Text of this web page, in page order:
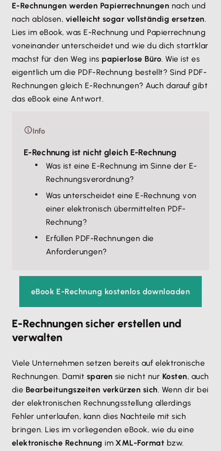
E-Rechnungen werden Papierrechnungen nach und
nach ablösen, vielleicht sogar vollständig ersetzen.
Lies im eBook, was E-Rechnung und Papierrechnung
voneinander unterscheidet und wie du dich startklar
machst für den Weg ins papierlose Büro. Wie ist es
eigentlich um die PDF-Rechnung bestellt? Sind PDF-
Rechnungen gleich E-Rechnungen? Auch darauf gibt
das eBook eine Antwort.
Info
E-Rechnung ist nicht gleich E-Rechnung
Was ist eine E-Rechnung im Sinne der E-
Rechnungsverordnung?
Was unterscheidet eine E-Rechnung von
einer elektronisch übermittelten PDF-
Rechnung?
Erfüllen PDF-Rechnungen die
Anforderungen?
eBook E-Rechnung kostenlos downloaden
E-Rechnungen sicher erstellen und
verwalten
Viele Unternehmen setzen bereits auf elektronische
Rechnungen. Damit sparen sie nicht nur Kosten, auch
die Bearbeitungszeiten verkürzen sich. Wenn dir bei
der elektronischen Rechnungsstellung allerdings
Fehler unterlaufen, kann dies Nachteile mit sich
bringen. Lies im vorliegenden eBook, wie du eine
elektronische Rechnung imXML-Format bzw.